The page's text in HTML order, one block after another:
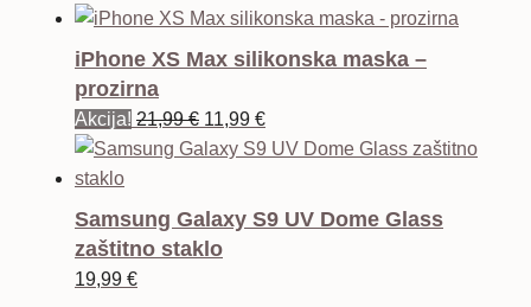
cijena
cijena
je:
iPhone XS Max silikonska maska –
prozirna
Akcija! 21,99€ Izvorna
cijena
je:
21,99 €.
11,99 €Trenutna
cijena
Samsung Galaxy S9 UV Dome Glass
zaštitno staklo
19,99 €